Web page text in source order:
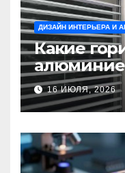
ДИЗАЙН ИНТЕРЬЕРА И
Какие
выбрать
16 ИЮЛЯ, 2026